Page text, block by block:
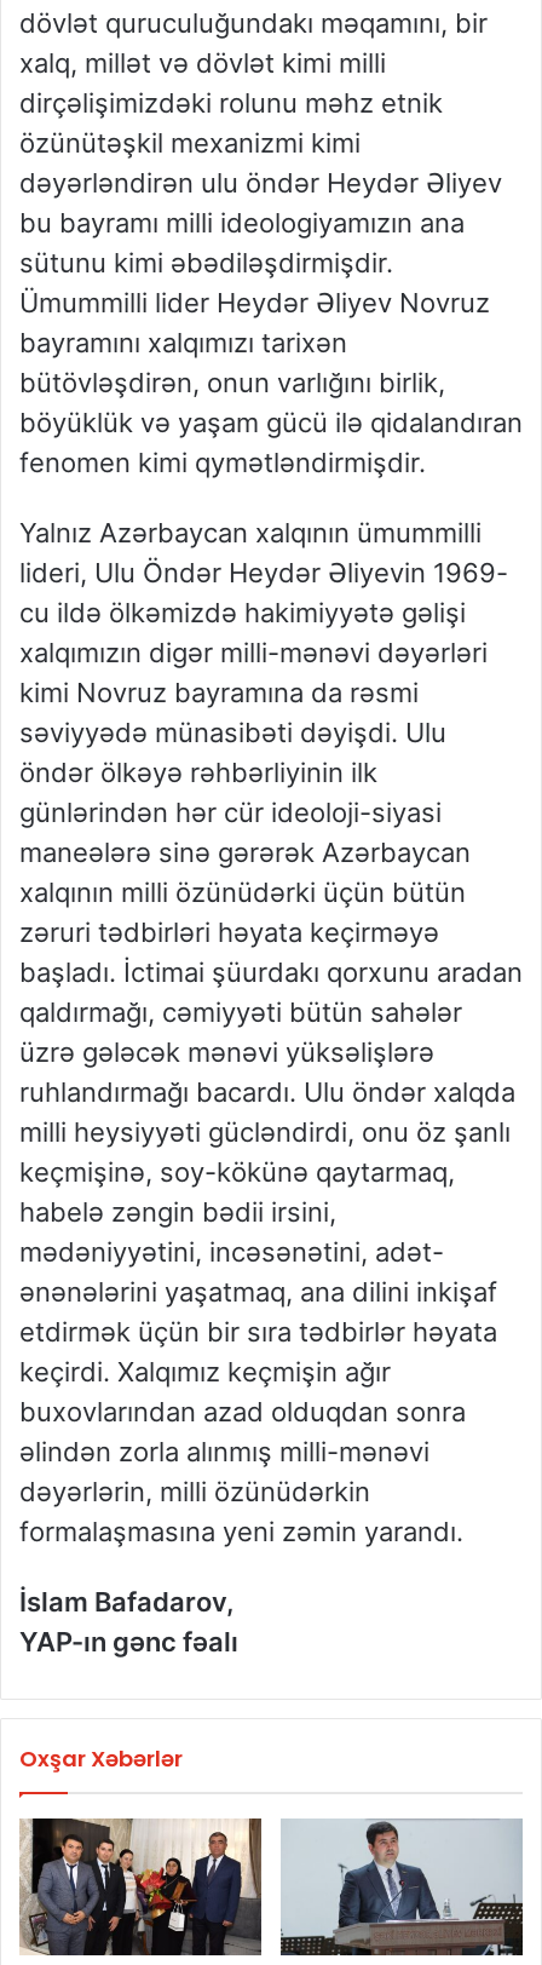
dövlət quruculuğundakı məqamını, bir
xalq, millət və dövlət kimi milli
dirçəlişimizdəki rolunu məhz etnik
özünütəşkil mexanizmi kimi
dəyərləndirən ulu öndər Heydər Əliyev
bu bayramı milli ideologiyamızın ana
sütunu kimi əbədiləşdirmişdir.
Ümummilli lider Heydər Əliyev Novruz
bayramını xalqımızı tarixən
bütövləşdirən, onun varlığını birlik,
böyüklük və yaşam gücü ilə qidalandıran
fenomen kimi qymətləndirmişdir.
Yalnız Azərbaycan xalqının ümummilli
lideri, Ulu Öndər Heydər Əliyevin 1969-
cu ildə ölkəmizdə hakimiyyətə gəlişi
xalqımızın digər milli-mənəvi dəyərləri
kimi Novruz bayramına da rəsmi
səviyyədə münasibəti dəyişdi. Ulu
öndər ölkəyə rəhbərliyinin ilk
günlərindən hər cür ideoloji-siyasi
maneələrə sinə gərərək Azərbaycan
xalqının milli özünüdərki üçün bütün
zəruri tədbirləri həyata keçirməyə
başladı. İctimai şüurdakı qorxunu aradan
qaldırmağı, cəmiyyəti bütün sahələr
üzrə gələcək mənəvi yüksəlişlərə
ruhlandırmağı bacardı. Ulu öndər xalqda
milli heysiyyəti gücləndirdi, onu öz şanlı
keçmişinə, soy-kökünə qaytarmaq,
habelə zəngin bədii irsini,
mədəniyyətini, incəsənətini, adət-
ənənələrini yaşatmaq, ana dilini inkişaf
etdirmək üçün bir sıra tədbirlər həyata
keçirdi. Xalqımız keçmişin ağır
buxovlarından azad olduqdan sonra
əlindən zorla alınmış milli-mənəvi
dəyərlərin, milli özünüdərkin
formalaşmasına yeni zəmin yarandı.
İslam Bafadarov,
YAP-ın gənc fəalı
Oxşar Xəbərlər